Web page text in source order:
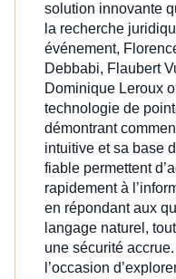
solution innovante
la recherche
événement,
Debbabi, Flaubert
Dominique Leroux
technologie de
démontrant
intuitive et sa base
fiable permettent
rapidement à
en répondant aux
langage naturel,
une sécurité
l’occasion